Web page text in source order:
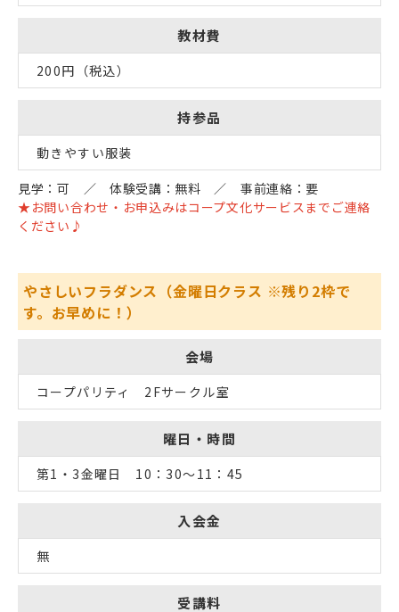
教材費
200円（税込）
持参品
動きやすい服装
見学：可 ／ 体験受講：無料 ／ 事前連絡：要
★お問い合わせ・お申込みはコープ文化サービスまでご連絡
ください♪
やさしいフラダンス（金曜日クラス ※残り2枠で
す。お早めに！）
会場
コープパリティ 2Fサークル室
曜日・時間
第1・3金曜日 10：30～11：45
入会金
無
受講料